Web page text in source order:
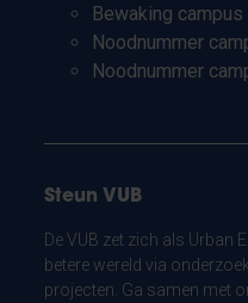
Bewaking
Noodnummer
Noodnummer
Steun VUB
De VUB zet zich als Urban
betere wereld via
projecten. Ga samen met